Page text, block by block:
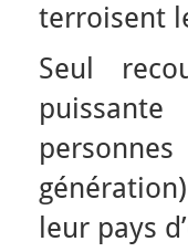
terroisent
Seul
leur pays